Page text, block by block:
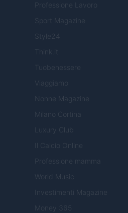
Professione Lavoro
Sport Magazine
Style24
Think.it
Tuobenessere
Viaggiamo
Nonne Magazine
Milano Cortina
Luxury Club
Il Calcio Online
Professione mamma
World Music
Investimenti Magazine
Money 365